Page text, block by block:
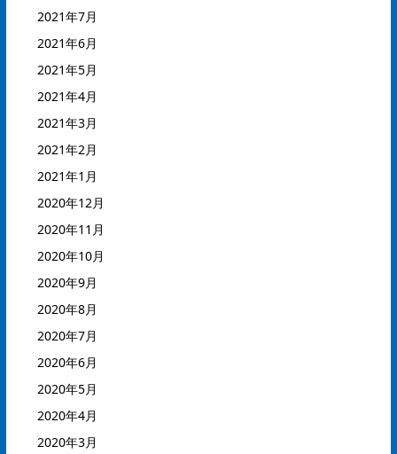
2021年7月
2021年6月
2021年5月
2021年4月
2021年3月
2021年2月
2021年1月
2020年12月
2020年11月
2020年10月
2020年9月
2020年8月
2020年7月
2020年6月
2020年5月
2020年4月
2020年3月